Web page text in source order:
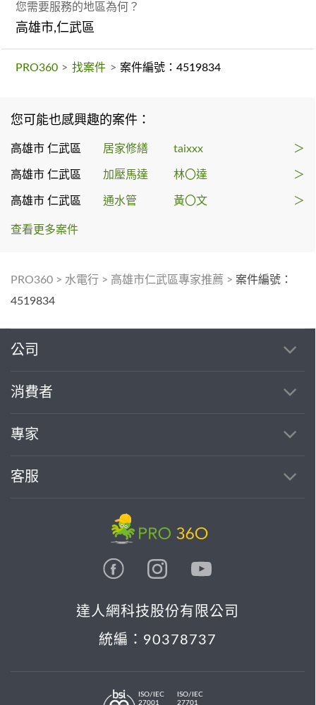
您需要服務的地區為何？
高雄市,仁武區
PRO360 > 找案件 > 案件編號：4519834
您可能也感興趣的案件：
高雄市 仁武區 居家修繕 taixxx ＞
高雄市 仁武區 加壓馬達 林〇達 ＞
高雄市 仁武區 通水管 黃〇文 ＞
查看更多案件
PRO360 > 水電行 > 高雄市仁武區專家推薦 > 案件編號：
4519834
公司
消費者
專家
客服
達人網科技股份有限公司
統編：90378737
ISO/IEC
27001
ISO/IEC
27701